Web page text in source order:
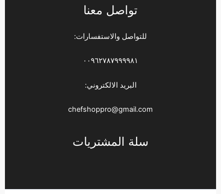
تواصل معنا
للتواصل والاستفسارات:
٠٠٩٦٢٧٨٧٩٩٩٩٨١
البريد الالكتروني:
chefshoppro@gmail.com
سلة المشتريات